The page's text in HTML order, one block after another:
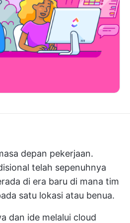
depan pekerjaan.
telah sepenuhnya
di era baru di mana tim
satu lokasi atau benua.
dan ide melalui cloud